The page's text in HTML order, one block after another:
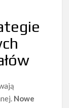
Nowe